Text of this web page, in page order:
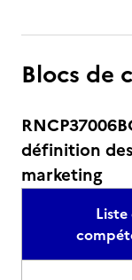
Blocs de
définition
marketing
Liste